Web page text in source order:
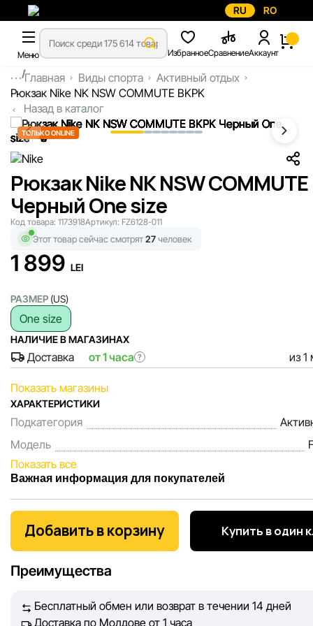
RU RO
Меню ИзбранноеСравнениеАккаунт
...Главная Виды спорта
Активный отдых
Рюкзак Nike NK NSW COMMUTE BKPK
Назад в каталог
ТОЛЬКО ONLINE
Рюкзак Nike NK NSW COMMUTE
Черный One size
Код товара: 1173918Артикул: FZ6128-011
Этот товар сейчас смотрят27человек
1 899 LEI
РАЗМЕР (US)
One size
НАЛИЧИЕ В МАГАЗИНАХ
Доставка от 1 часа ? из 1
Показать магазины
ХАРАКТЕРИСТИКИ
Подкатегория
Модель
Показать все
Важная информация для покупателей
Мы, команда сети магазинов Sportlandia, ценим доверие
покупателей. Каждый день мы работаем над тем, чтобы
информация о товарах и услугах, представленная на
обеспечить вас достоверной информацией, чтобы вы
Добавить в корзину Купить в один
Преимущества
Бесплатный обмен или возврат в течении 14 дней
Доставка по Молдове от 1 часа